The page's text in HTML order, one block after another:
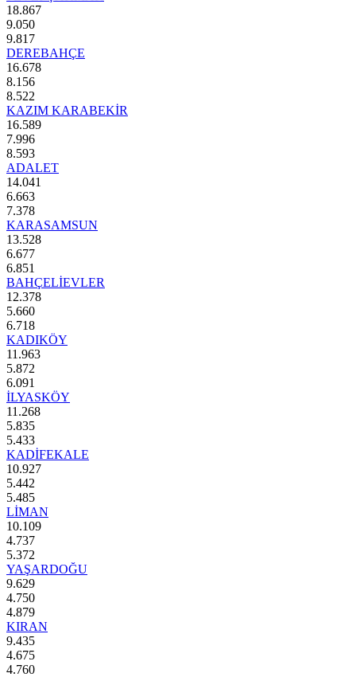
18.867
9.050
9.817
DEREBAHÇE
16.678
8.156
8.522
KAZIM KARABEKİR
16.589
7.996
8.593
ADALET
14.041
6.663
7.378
KARASAMSUN
13.528
6.677
6.851
BAHÇELİEVLER
12.378
5.660
6.718
KADIKÖY
11.963
5.872
6.091
İLYASKÖY
11.268
5.835
5.433
KADİFEKALE
10.927
5.442
5.485
LİMAN
10.109
4.737
5.372
YAŞARDOĞU
9.629
4.750
4.879
KIRAN
9.435
4.675
4.760